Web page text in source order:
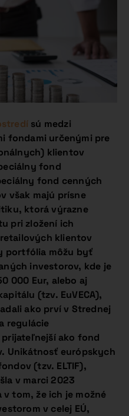
sú medzi
fondami určenými pre
klientov
fond
fond cenných
však majú prísne
ktorá výrazne
pri zložení ich
klientov
portfólia môžu byť
investorov, kde je
000 Eur, alebo aj
(tzv. EuVECA),
ako prví v Strednej
regulácie
ako fond
Unikátnosť európskych
(tzv. ELTIF),
v marci 2023
tom, že ich je možné
v celej EÚ,